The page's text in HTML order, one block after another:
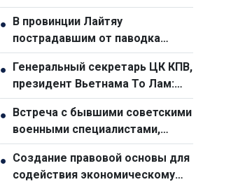
ключевые национальные
объекты для стимулирования
экономического роста
● В провинции Лайтяу
пострадавшим от паводка
семьям переданы 24 дома в
новом переселенческом
посёлке
● Генеральный секретарь ЦК КПВ,
президент Вьетнама То Лам:
Необходимо кардинально
обновить планирование и
организационную работу по
развитию инфраструктуры
● Встреча с бывшими советскими
военными специалистами,
работавшими во Вьетнаме
● Создание правовой основы для
содействия экономическому